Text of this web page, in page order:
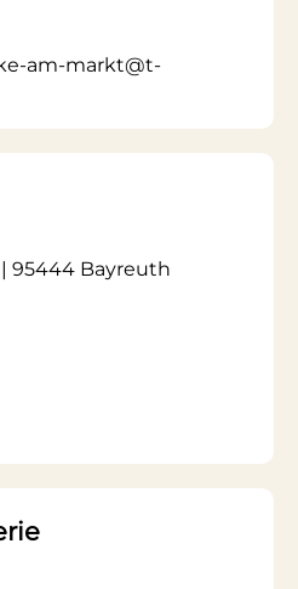
am-markt@t-
95444 Bayreuth